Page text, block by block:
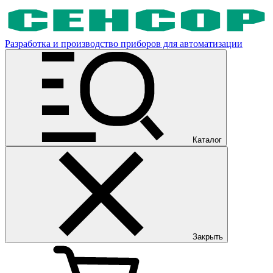
Разработка и производство приборов для автоматизации
Каталог
Закрыть